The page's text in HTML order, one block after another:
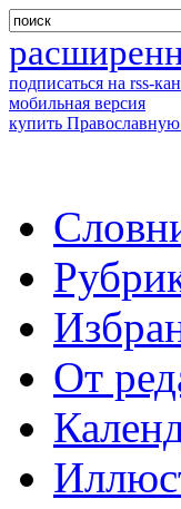
подписаться на rss-
мобильная версия
купить
От